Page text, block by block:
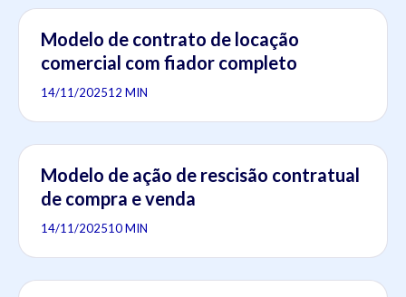
Modelo de contrato de locação
comercial com fiador completo
14/11/202512 MIN
Modelo de ação de rescisão contratual
de compra e venda
14/11/202510 MIN